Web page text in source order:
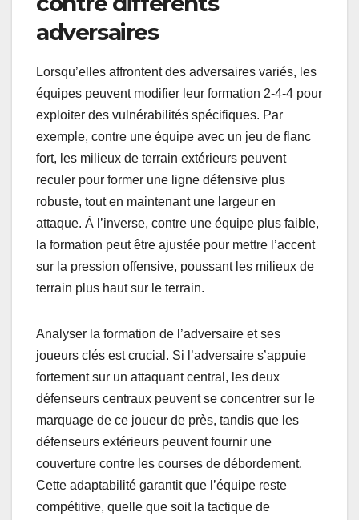
adversaires
Lorsqu’elles affrontent des adversaires variés, les
équipes peuvent modifier leur formation 2-4-4 pour
exploiter des vulnérabilités spécifiques. Par
exemple, contre une équipe avec un jeu de flanc
fort, les milieux de terrain extérieurs peuvent
reculer pour former une ligne défensive plus
robuste, tout en maintenant une largeur en
attaque. À l’inverse, contre une équipe plus faible,
la formation peut être ajustée pour mettre l’accent
sur la pression offensive, poussant les milieux de
terrain plus haut sur le terrain.
Analyser la formation de l’adversaire et ses
joueurs clés est crucial. Si l’adversaire s’appuie
fortement sur un attaquant central, les deux
défenseurs centraux peuvent se concentrer sur le
marquage de ce joueur de près, tandis que les
défenseurs extérieurs peuvent fournir une
couverture contre les courses de débordement.
Cette adaptabilité garantit que l’équipe reste
compétitive, quelle que soit la tactique de